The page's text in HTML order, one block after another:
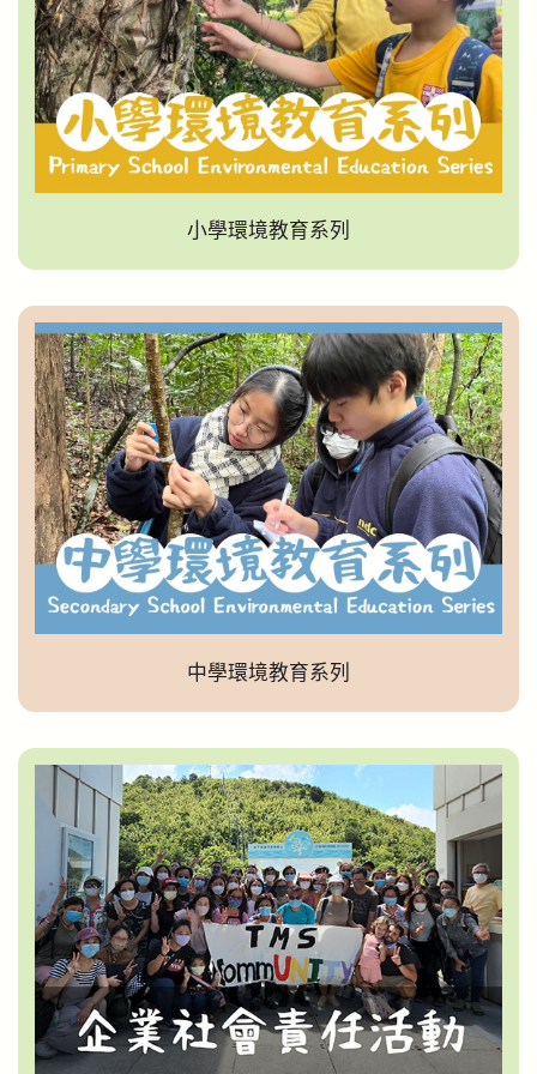
小學環境教育系列
中學環境教育系列